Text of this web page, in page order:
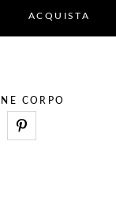
ACQUISTA
CORPO